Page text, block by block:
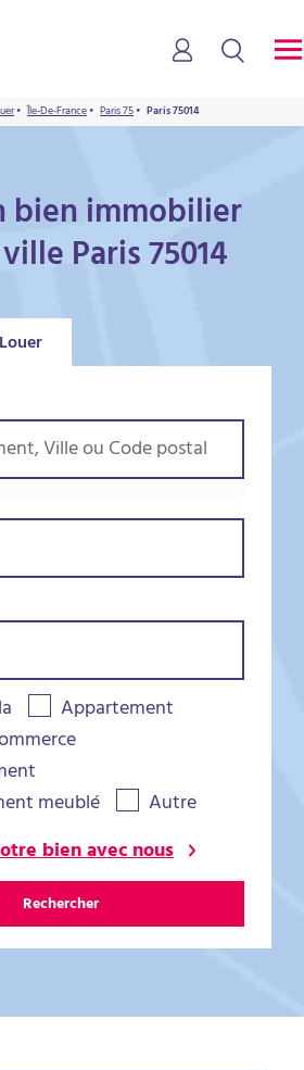
• Île-De-France• Paris 75• Paris 75014
bien immobilier
Paris 75014
Louer
Appartement
meublé
Autre
bien avec nous
Rechercher